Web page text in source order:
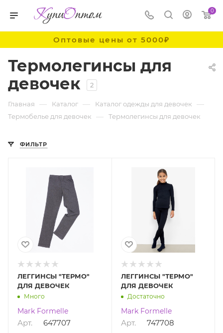
0
Оптовые цены от 5000₽
Термолегинсы для
девочек
2
Главная — Каталог — Каталог одежды для девочек —
Термобелье для девочек — Термолегинсы для девочек
ФИЛЬТР
ЛЕГГИНСЫ "ТЕРМО"
ДЛЯ ДЕВОЧЕК
Много
Mark Formelle
Арт. 647707
ЛЕГГИНСЫ "ТЕРМО"
ДЛЯ ДЕВОЧЕК
Достаточно
Mark Formelle
Арт. 747708